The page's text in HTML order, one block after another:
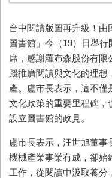
台中閱讀版圖再升級！由
圖書館」今（19）日舉
席，感謝羅布森股份有
踐推廣閱讀與文化的理想
產。盧市長表示，這不
文化政策的重要里程碑，
設立圖書館的政見。
盧市長表示，汪世旭董事
機械產業事業有成，卻始
工作，從閱讀中汲取養分